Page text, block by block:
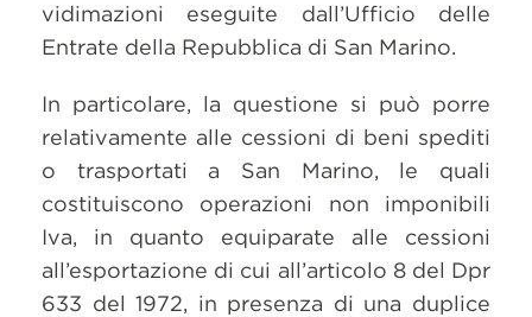
vidimazioni eseguite dall’Ufficio delle
Entrate della Repubblica di San Marino.
In particolare, la questione si può porre
relativamente alle cessioni di beni spediti
o trasportati a San Marino, le quali
costituiscono operazioni non imponibili
Iva, in quanto equiparate alle cessioni
all’esportazione di cui all’articolo 8 del Dpr
633 del 1972, in presenza di una duplice